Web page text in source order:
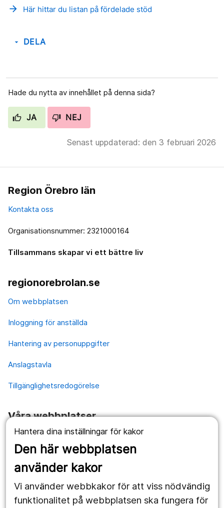
Hantera dina inställningar för kakor
Den här webbplatsen
använder kakor
Vi använder webbkakor för att viss nödvändig
funktionalitet på webbplatsen ska fungera för
arrow_forward Här hittar du listan på fördelade stöd
arrow_drop_down DELA
Hade du nytta av innehållet på denna sida?
JA NEJ
Senast uppdaterad: den 3 februari 2026
Region Örebro län
Kontakta oss
Organisationsnummer: 2321000164
Tillsammans skapar vi ett bättre liv
regionorebrolan.se
Om webbplatsen
Inloggning för anställda
Hantering av personuppgifter
Anslagstavla
Tillgänglighetsredogörelse
Våra webbplatser
1177.se
Länstrafiken
Utveckling